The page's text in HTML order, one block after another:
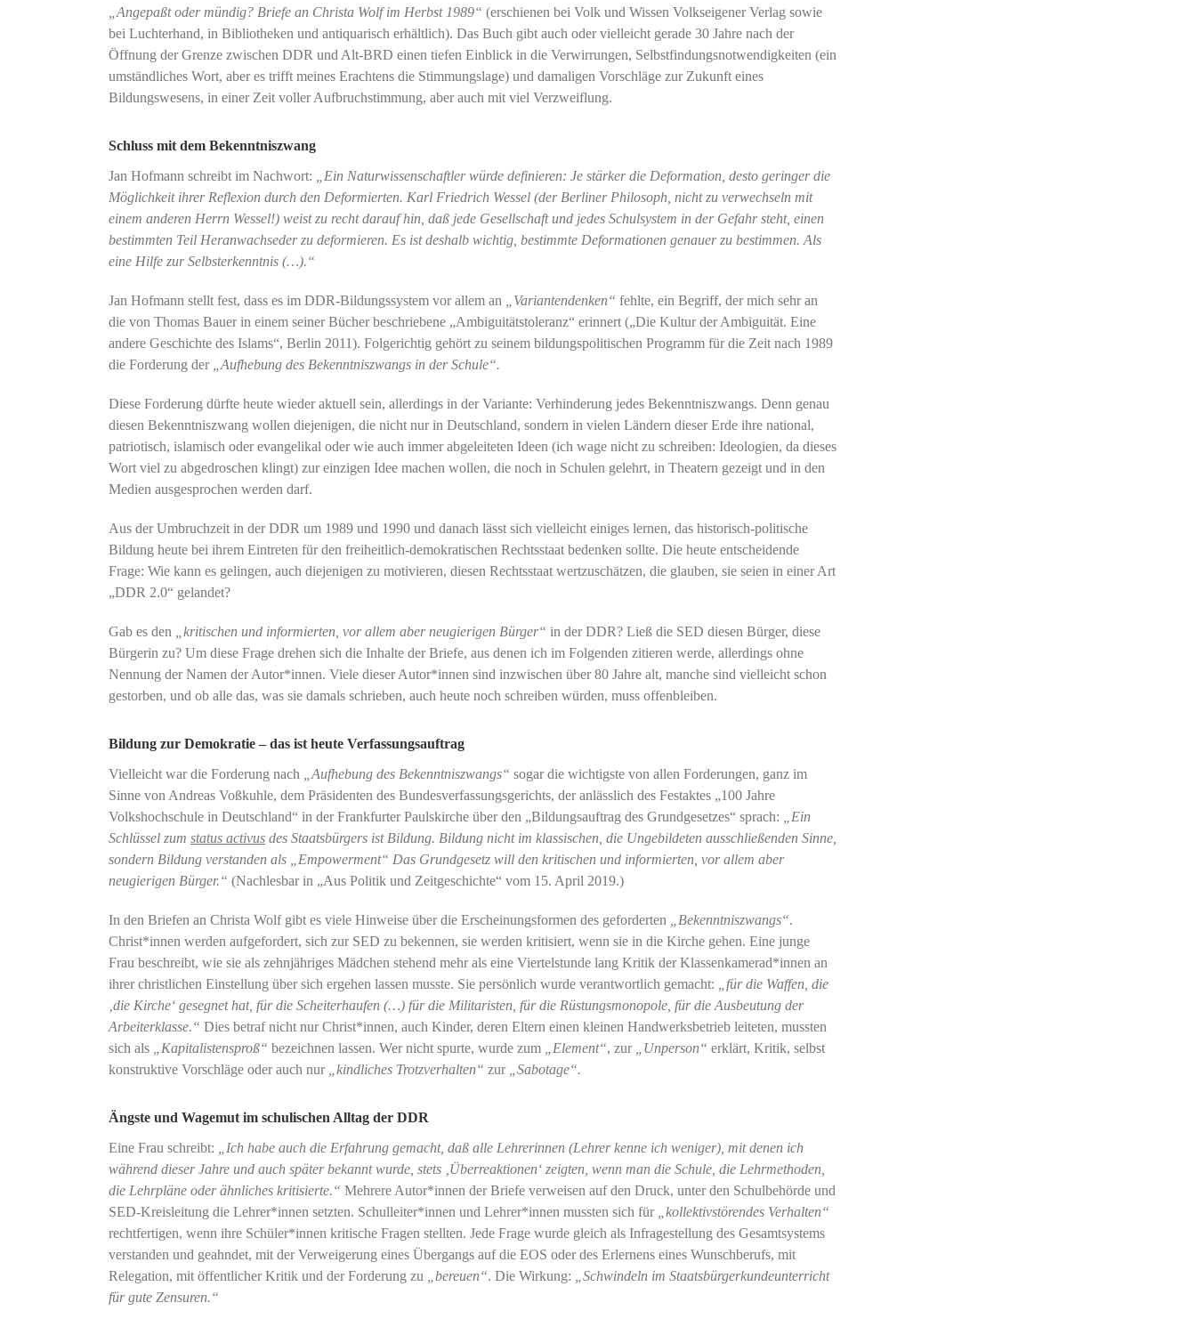
„Angepaßt oder mündig? Briefe an Christa Wolf im Herbst 1989“ (erschienen bei Volk und Wissen Volkseigener Verlag sowie
bei Luchterhand, in Bibliotheken und antiquarisch erhältlich). Das Buch gibt auch oder vielleicht gerade 30 Jahre nach der
Öffnung der Grenze zwischen DDR und Alt-BRD einen tiefen Einblick in die Verwirrungen, Selbstfindungsnotwendigkeiten (ein
umständliches Wort, aber es trifft meines Erachtens die Stimmungslage) und damaligen Vorschläge zur Zukunft eines
Bildungswesens, in einer Zeit voller Aufbruchstimmung, aber auch mit viel Verzweiflung.
Schluss mit dem Bekenntniszwang
Jan Hofmann schreibt im Nachwort:
„Ein Naturwissenschaftler würde definieren: Je stärker die Deformation, desto geringer die
Möglichkeit ihrer Reflexion durch den Deformierten. Karl Friedrich Wessel (der Berliner Philosoph, nicht zu verwechseln mit
einem anderen Herrn Wessel!) weist zu recht darauf hin, daß jede Gesellschaft und jedes Schulsystem in der Gefahr steht, einen
bestimmten Teil Heranwachseder zu deformieren. Es ist deshalb wichtig, bestimmte Deformationen genauer zu bestimmen. Als
eine Hilfe zur Selbsterkenntnis (…).“
Jan Hofmann stellt fest, dass es im DDR-Bildungssystem vor allem an „Variantendenken“ fehlte, ein Begriff, der mich sehr an
die von Thomas Bauer in einem seiner Bücher beschriebene „Ambiguitätstoleranz“ erinnert („Die Kultur der Ambiguität. Eine
andere Geschichte des Islams“, Berlin 2011). Folgerichtig gehört zu seinem bildungspolitischen Programm für die Zeit nach 1989
die Forderung der
„Aufhebung des Bekenntniszwangs in der Schule“.
Diese Forderung dürfte heute wieder aktuell sein, allerdings in der Variante: Verhinderung jedes Bekenntniszwangs. Denn genau
diesen Bekenntniszwang wollen diejenigen, die nicht nur in Deutschland, sondern in vielen Ländern dieser Erde ihre national,
patriotisch, islamisch oder evangelikal oder wie auch immer abgeleiteten Ideen (ich wage nicht zu schreiben: Ideologien, da dieses
Wort viel zu abgedroschen klingt) zur einzigen Idee machen wollen, die noch in Schulen gelehrt, in Theatern gezeigt und in den
Medien ausgesprochen werden darf.
Aus der Umbruchzeit in der DDR um 1989 und 1990 und danach lässt sich vielleicht einiges lernen, das historisch-politische
Bildung heute bei ihrem Eintreten für den freiheitlich-demokratischen Rechtsstaat bedenken sollte. Die heute entscheidende
Frage: Wie kann es gelingen, auch diejenigen zu motivieren, diesen Rechtsstaat wertzuschätzen, die glauben, sie seien in einer Art
„DDR 2.0“ gelandet?
Gab es den „kritischen und informierten, vor allem aber neugierigen Bürger“ in der DDR? Ließ die SED diesen Bürger, diese
Bürgerin zu? Um diese Frage drehen sich die Inhalte der Briefe, aus denen ich im Folgenden zitieren werde, allerdings ohne
Nennung der Namen der Autor*innen. Viele dieser Autor*innen sind inzwischen über 80 Jahre alt, manche sind vielleicht schon
gestorben, und ob alle das, was sie damals schrieben, auch heute noch schreiben würden, muss offenbleiben.
Bildung zur Demokratie – das ist heute Verfassungsauftrag
Vielleicht war die Forderung nach
„Aufhebung des Bekenntniszwangs“ sogar die wichtigste von allen Forderungen, ganz im
Sinne von Andreas Voßkuhle, dem Präsidenten des Bundesverfassungsgerichts, der anlässlich des Festaktes „100 Jahre
Volkshochschule in Deutschland“ in der Frankfurter Paulskirche über den „Bildungsauftrag des Grundgesetzes“ sprach:
„Ein
Schlüssel zum status activusdes Staatsbürgers ist Bildung. Bildung nicht im klassischen, die Ungebildeten ausschließenden Sinne,
sondern Bildung verstanden als „Empowerment“ Das Grundgesetz will den kritischen und informierten, vor allem aber
neugierigen Bürger.“ (Nachlesbar in „Aus Politik und Zeitgeschichte“ vom 15. April 2019.)
In den Briefen an Christa Wolf gibt es viele Hinweise über die Erscheinungsformen des geforderten „Bekenntniszwangs“.
Christ*innen werden aufgefordert, sich zur SED zu bekennen, sie werden kritisiert, wenn sie in die Kirche gehen. Eine junge
Frau beschreibt, wie sie als zehnjähriges Mädchen stehend mehr als eine Viertelstunde lang Kritik der Klassenkamerad*innen an
ihrer christlichen Einstellung über sich ergehen lassen musste. Sie persönlich wurde verantwortlich gemacht:
„für die Waffen, die
‚die Kirche‘ gesegnet hat, für die Scheiterhaufen (…) für die Militaristen, für die Rüstungsmonopole, für die Ausbeutung der
Arbeiterklasse.“ Dies betraf nicht nur Christ*innen, auch Kinder, deren Eltern einen kleinen Handwerksbetrieb leiteten, mussten
sich als
„Kapitalistensproß“ bezeichnen lassen. Wer nicht spurte, wurde zum „Element“, zur „Unperson“ erklärt, Kritik, selbst
konstruktive Vorschläge oder auch nur
„kindliches Trotzverhalten“ zur „Sabotage“.
Ängste und Wagemut im schulischen Alltag der DDR
Eine Frau schreibt:
„Ich habe auch die Erfahrung gemacht, daß alle Lehrerinnen (Lehrer kenne ich weniger), mit denen ich
während dieser Jahre und auch später bekannt wurde, stets ‚Überreaktionen‘ zeigten, wenn man die Schule, die Lehrmethoden,
die Lehrpläne oder ähnliches kritisierte.“ Mehrere Autor*innen der Briefe verweisen auf den Druck, unter den Schulbehörde und
SED-Kreisleitung die Lehrer*innen setzten. Schulleiter*innen und Lehrer*innen mussten sich für
„kollektivstörendes Verhalten“
rechtfertigen, wenn ihre Schüler*innen kritische Fragen stellten. Jede Frage wurde gleich als Infragestellung des Gesamtsystems
verstanden und geahndet, mit der Verweigerung eines Übergangs auf die EOS oder des Erlernens eines Wunschberufs, mit
Relegation, mit öffentlicher Kritik und der Forderung zu
„bereuen“. Die Wirkung:
„Schwindeln im Staatsbürgerkundeunterricht
für gute Zensuren.“